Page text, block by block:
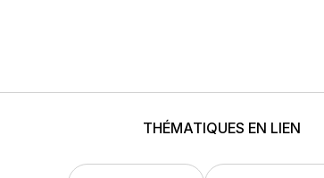
THÉMATIQUES EN LIEN